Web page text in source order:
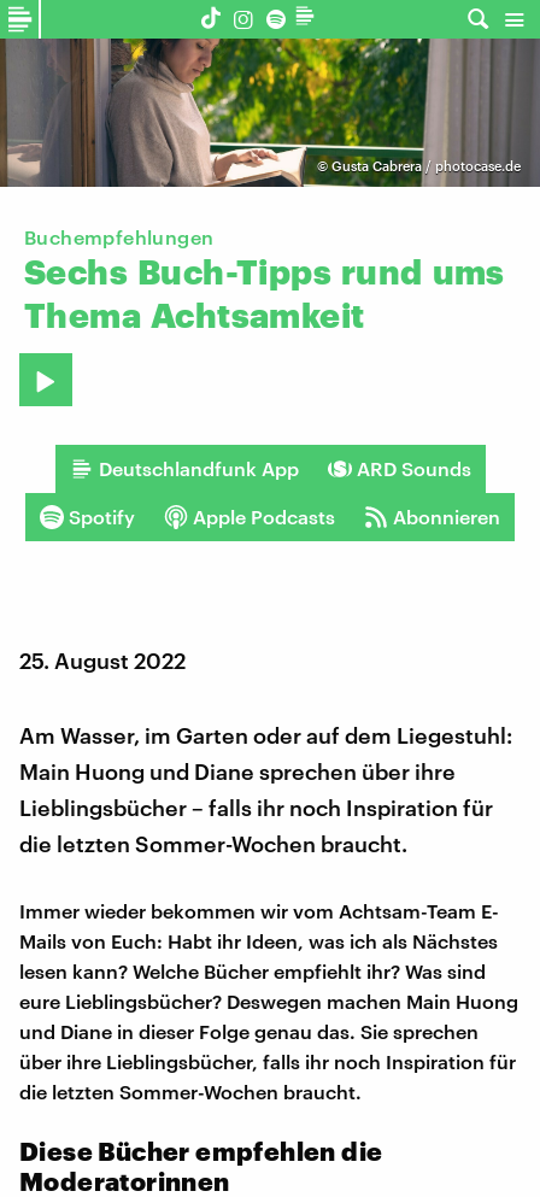
©Gusta Cabrera / photocase.de
Buchempfehlungen
Sechs Buch-Tipps rund ums
Thema Achtsamkeit
Deutschlandfunk App ARD Sounds
Spotify Apple Podcasts Abonnieren
25. August 2022
Am Wasser, im Garten oder auf dem Liegestuhl:
Main Huong und Diane sprechen über ihre
Lieblingsbücher – falls ihr noch Inspiration für
die letzten Sommer-Wochen braucht.
Immer wieder bekommen wir vom Achtsam-Team E-
Mails von Euch: Habt ihr Ideen, was ich als Nächstes
lesen kann? Welche Bücher empfiehlt ihr? Was sind
eure Lieblingsbücher? Deswegen machen Main Huong
und Diane in dieser Folge genau das. Sie sprechen
über ihre Lieblingsbücher, falls ihr noch Inspiration für
die letzten Sommer-Wochen braucht.
Diese Bücher empfehlen die
Moderatorinnen